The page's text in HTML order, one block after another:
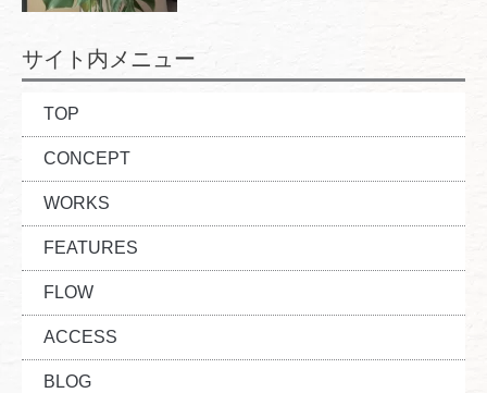
サイト内メニュー
TOP
CONCEPT
WORKS
FEATURES
FLOW
ACCESS
BLOG